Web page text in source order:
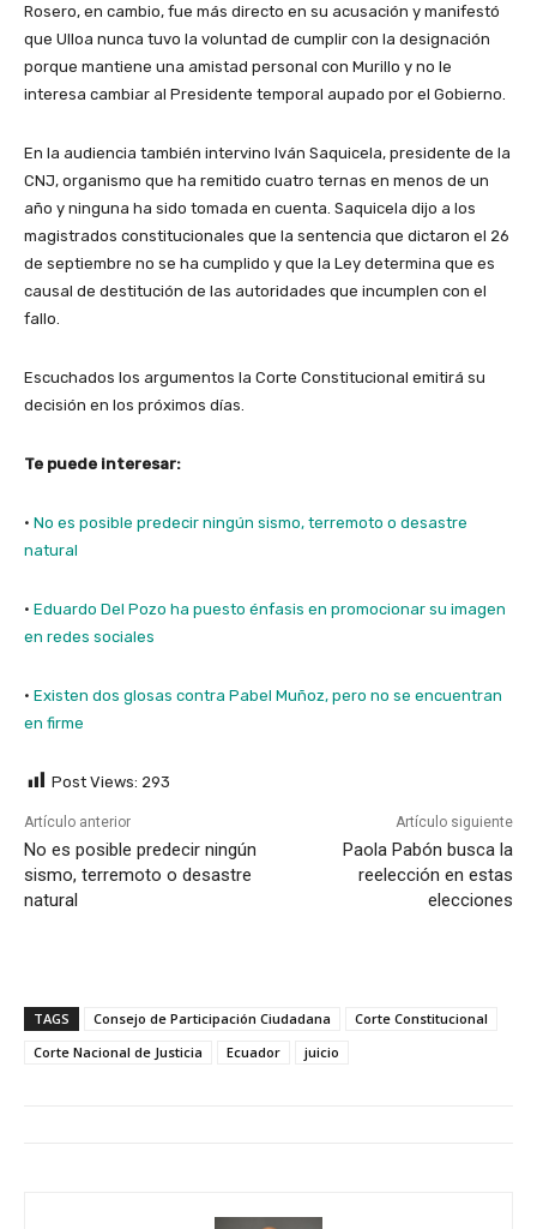
Rosero, en cambio, fue más directo en su acusación y manifestó
que Ulloa nunca tuvo la voluntad de cumplir con la designación
porque mantiene una amistad personal con Murillo y no le
interesa cambiar al Presidente temporal aupado por el Gobierno.
En la audiencia también intervino Iván Saquicela, presidente de la
CNJ, organismo que ha remitido cuatro ternas en menos de un
año y ninguna ha sido tomada en cuenta. Saquicela dijo a los
magistrados constitucionales que la sentencia que dictaron el 26
de septiembre no se ha cumplido y que la Ley determina que es
causal de destitución de las autoridades que incumplen con el
fallo.
Escuchados los argumentos la Corte Constitucional emitirá su
decisión en los próximos días.
Te puede interesar:
· No es posible predecir ningún sismo, terremoto o desastre
natural
· Eduardo Del Pozo ha puesto énfasis en promocionar su imagen
en redes sociales
· Existen dos glosas contra Pabel Muñoz, pero no se encuentran
en firme
Post Views: 293
Artículo anterior
No es posible predecir ningún
sismo, terremoto o desastre
natural
Artículo siguiente
Paola Pabón busca la
reelección en estas
elecciones
TAGS Consejo de Participación Ciudadana
Corte Constitucional
Corte Nacional de Justicia
Ecuador juicio